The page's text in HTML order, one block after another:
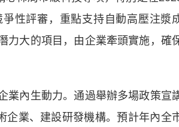
性評審，重點支持自動高壓注漿
力大的項目，由企業牽頭實施，確
內生動力。通過舉辦多場政策宣
企業、建設研發機構。預計年內全